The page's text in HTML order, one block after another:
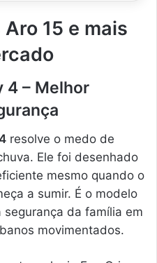
15 e mais
4 – Melhor
resolve o medo de
Ele foi desenhado
mesmo quando o
a sumir. É o modelo
da família em
movimentados.